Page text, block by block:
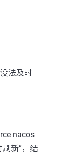
法及时
nacos
新”，结